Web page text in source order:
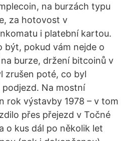
na burzách typu
za hotovost v
i platební kartou.
být, pokud vám nejde o
burze, držení bitcoinů v
zrušen poté, co byl
Na mostní
rok výstavby 1978 – v tom
přes přejezd v Točné
o kus dál po několik let